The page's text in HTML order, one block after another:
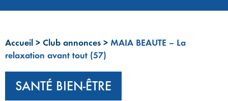
Accueil > Club annonces > MAIA BEAUTE – La
relaxation avant tout (57)
SANTÉ BIEN-ÊTRE